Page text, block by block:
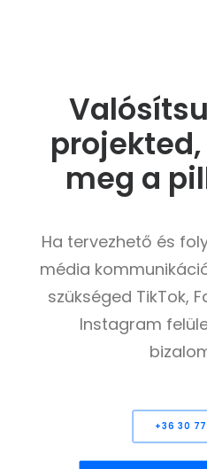
meg a
Ha tervezhető és
média
szükséged TikTok,
Instagram
+36 30